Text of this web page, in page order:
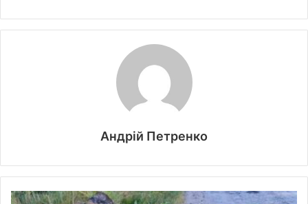
Андрій Петренко